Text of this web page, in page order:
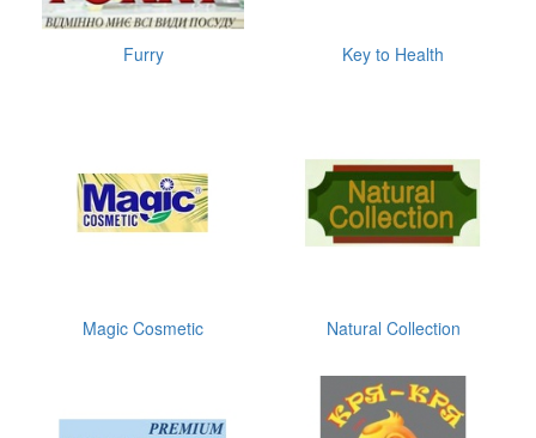
Furry Key to Health
Magic Cosmetic Natural Collection